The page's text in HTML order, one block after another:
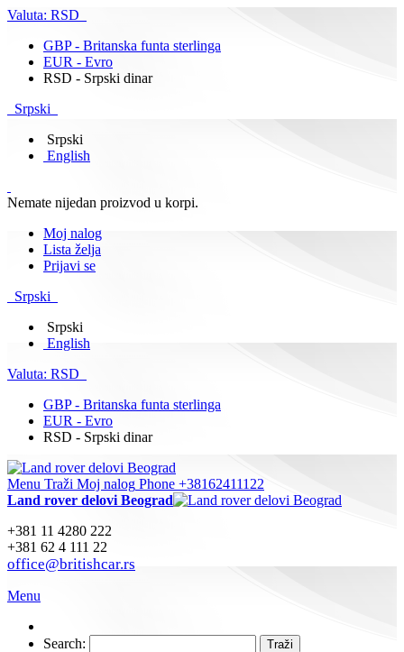
Valuta: RSD
GBP - Britanska funta sterlinga
EUR - Evro
RSD - Srpski dinar
Srpski
Srpski
English
Nemate nijedan proizvod u korpi.
Moj nalog
Lista želja
Prijavi se
Srpski
Srpski
English
Valuta: RSD
GBP - Britanska funta sterlinga
EUR - Evro
RSD - Srpski dinar
Menu Traži Moj nalog Phone +38162411122
Land rover delovi Beograd
+381 11 4280 222
+381 62 4 111 22
office@britishcar.rs
Menu
Search: Traži